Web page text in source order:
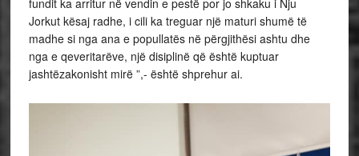
fundit ka arritur në vendin e pestë por jo shkaku i Nju
Jorkut kësaj radhe, i cili ka treguar një maturi shumë të
madhe si nga ana e popullatës në përgjithësi ashtu dhe
nga e qeveritarëve, një disiplinë që është kuptuar
jashtëzakonisht mirë ”,- është shprehur ai.